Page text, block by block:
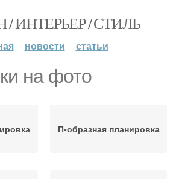
ИНТЕРЬЕР / СТИЛЬ
новости статьи
на фото
П-образная планировка